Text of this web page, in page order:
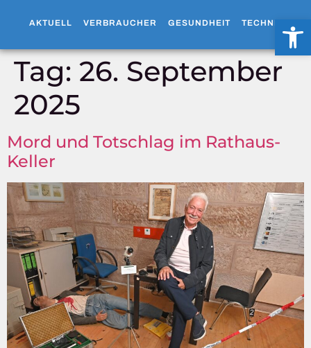
AKTUELL VERBRAUCHER GESUNDHEIT TECHNIK
Tag: 26. September
2025
Mord und Totschlag im Rathaus-
Keller